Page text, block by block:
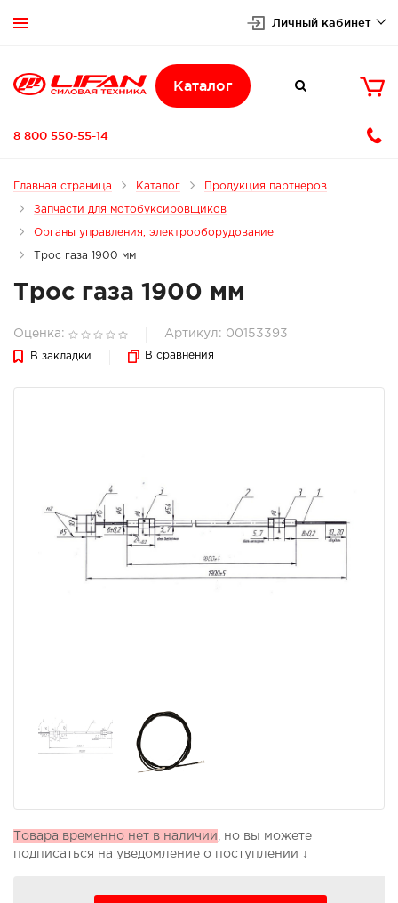
 Личный кабинет
Каталог  
8 800 550-55-14
Главная страница Каталог Продукция партнеров
Запчасти для мотобуксировщиков
Органы управления, электрооборудование
Трос газа 1900 мм
Трос газа 1900 мм
Оценка: Артикул: 00153393
В закладки В сравнения
Товара временно нет в наличии , но вы можете
подписаться на уведомление о поступлении ↓